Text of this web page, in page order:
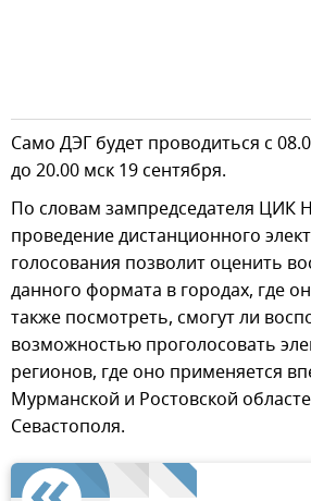
Само ДЭГ будет проводиться с
до 20.00 мск 19 сентября.
По словам зампредседателя ЦИК
проведение дистанционного
голосования позволит оценить
данного формата в городах, где
также посмотреть, смогут ли
возможностью проголосовать
регионов, где оно применяется
Мурманской и Ростовской
Севастополя.